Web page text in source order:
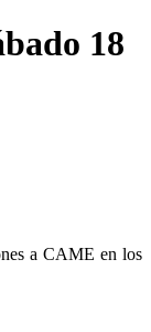
18
a CAME en los